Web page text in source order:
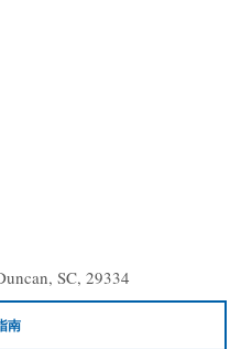
SC, 29334
南